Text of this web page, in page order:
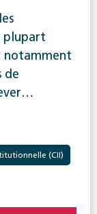
plupart
notamment
de
(CII)